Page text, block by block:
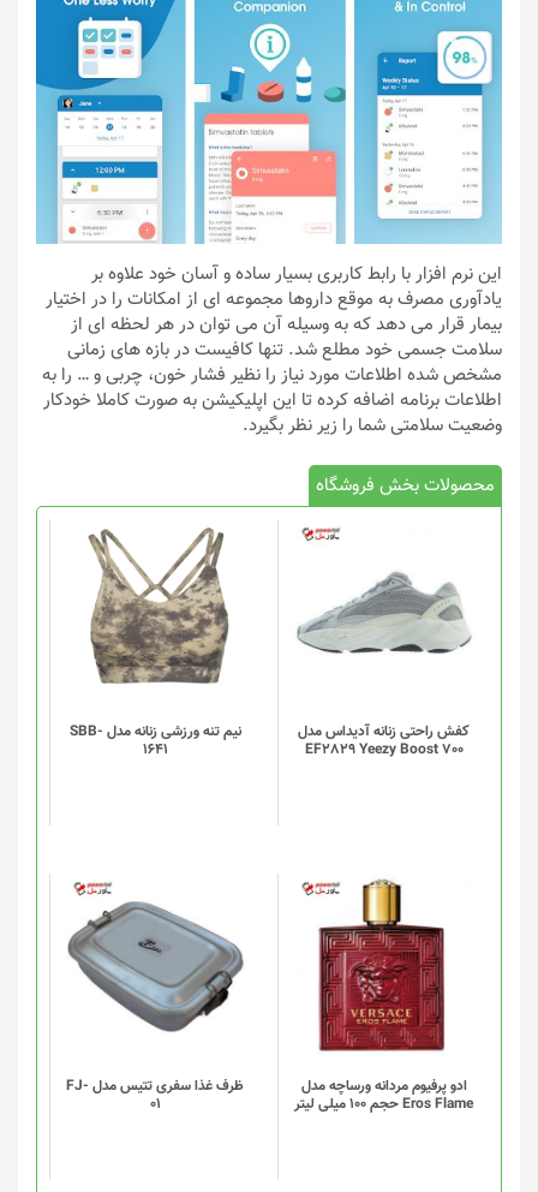
این نرم افزار با رابط کاربری بسیار ساده و آسان خود علاوه بر
یادآوری مصرف به موقع داروها مجموعه ای از امکانات را در اختیار
بیمار قرار می دهد که به وسیله آن می توان در هر لحظه ای از
سلامت جسمی خود مطلع شد. تنها کافیست در بازه های زمانی
مشخص شده اطلاعات مورد نیاز را نظیر فشار خون، چربی و … را به
اطلاعات برنامه اضافه کرده تا این اپلیکیشن به صورت کاملا خودکار
وضعیت سلامتی شما را زیر نظر بگیرد.
محصولات بخش فروشگاه
کفش راحتی زنانه آدیداس مدل
EF2829 Yeezy Boost 700
نیم تنه ورزشی زنانه مدل SBB-
1641
این
محصول
دارای
انواع
مختلفی
می
گزینه
ها
محصول
انتخاب
شوند
ادو پرفیوم مردانه ورساچه مدل
Eros Flame حجم 100 میلی لیتر
ظرف غذا سفری تتیس مدل FJ-
01